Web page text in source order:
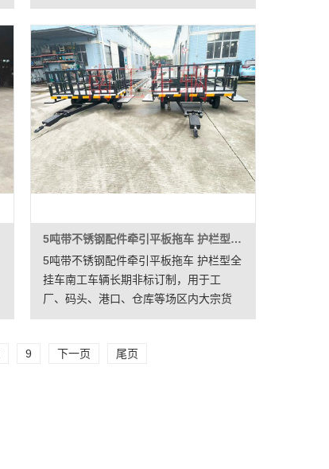
5吨带不锈钢配件牵引平板拖车 护栏型全挂车
5吨带不锈钢配件牵引平板拖车 护栏型全
挂车南工车辆长期非标订制，用于工
厂、码头、港口、仓库等场区内大宗货
物的短途周转运输，本拖车用于电机设
南工平板拖车载重大，质量好，价格
9 下一页 尾页